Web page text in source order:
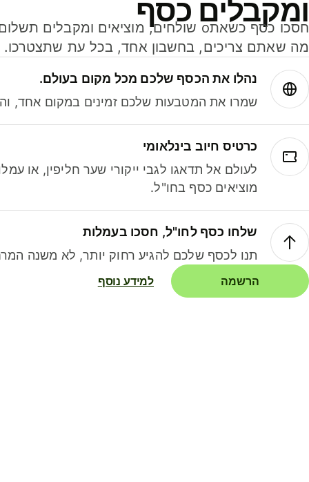
ומקבלים כסף
מה שאתם צריכים, בחשבון אחד, בכל עת שתצטרכו.
נהלו את הכסף שלכם מכל מקום בעולם.
שמרו את המטבעות שלכם זמינים במקום אחד,
כרטיס חיוב בינלאומי
לעולם אל תדאגו לגבי ייקורי שער חליפין, או
מוציאים כסף בחו"ל.
שלחו כסף לחו"ל, חסכו בעמלות
תנו לכסף שלכם להגיע רחוק יותר, לא משנה
הרשמה למידע נוסף